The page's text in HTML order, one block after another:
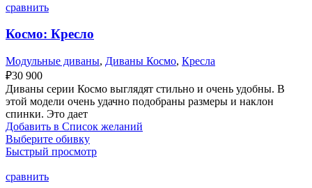
сравнить
Космо: Кресло
Модульные диваны, Диваны Космо, Кресла
₽30 900
Диваны серии Космо выглядят стильно и очень удобны. В
этой модели очень удачно подобраны размеры и наклон
спинки. Это дает
Добавить в Список желаний
Выберите обивку
Быстрый просмотр
сравнить